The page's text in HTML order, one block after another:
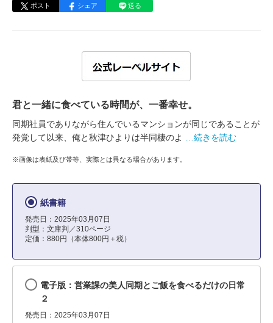
ポスト シェア 送る
君と一緒に食べている時間が、一番幸せ。
同期社員でありながら住んでいるマンションが同じであることが
発覚して以来、俺と秋津ひよりは半同棲のよ
…続きを読む
※画像は表紙及び帯等、実際とは異なる場合があります。
紙書籍
発売日：2025年03月07日
判型：文庫判／310ページ
定価：880円（本体800円＋税）
電子版：営業課の美人同期とご飯を食べるだけの日常
２
発売日：2025年03月07日